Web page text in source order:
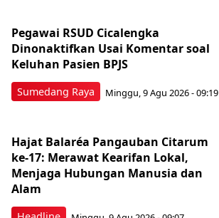
Sumedang Raya
Pegawai RSUD Cicalengka
Dinonaktifkan Usai Komentar soal
Keluhan Pasien BPJS
Minggu, 9 Agu 2026 - 09:19
Hajat Balaréa Pangauban Citarum
ke-17: Merawat Kearifan Lokal,
Menjaga Hubungan Manusia dan
Alam